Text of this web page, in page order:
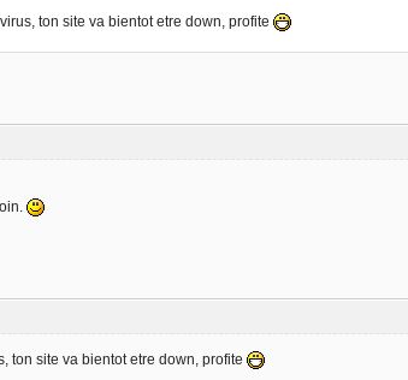
ton site va bientot etre down, profite
ton site va bientot etre down, profite